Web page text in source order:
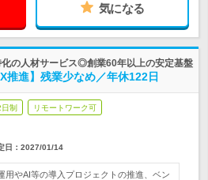
気になる
の人材サービス◎創業60年以上の安定基盤
推進】残業少なめ／年休122日
制 リモートワーク可
日： 2027/01/14
用やAI等の導入プロジェクトの推進、ベン